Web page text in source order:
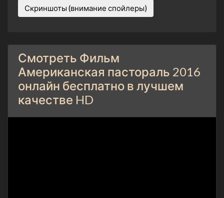
Скриншоты (внимание спойлеры)
Смотреть Фильм
Американская пастораль 2016
онлайн бесплатно в лучшем
качестве HD